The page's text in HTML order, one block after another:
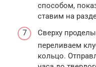
способом,
ставим на
Сверху
переливаем
кольцо.